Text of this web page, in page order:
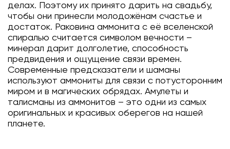
делах. Поэтому их принято дарить на свадьбу,
чтобы они принесли молодожёнам счастье и
достаток. Раковина аммонита с её вселенской
спиралью считается символом вечности –
минерал дарит долголетие, способность
предвидения и ощущение связи времен.
Современные предсказатели и шаманы
используют аммониты для связи с потусторонним
миром и в магических обрядах. Амулеты и
талисманы из аммонитов – это одни из самых
оригинальных и красивых оберегов на нашей
планете.